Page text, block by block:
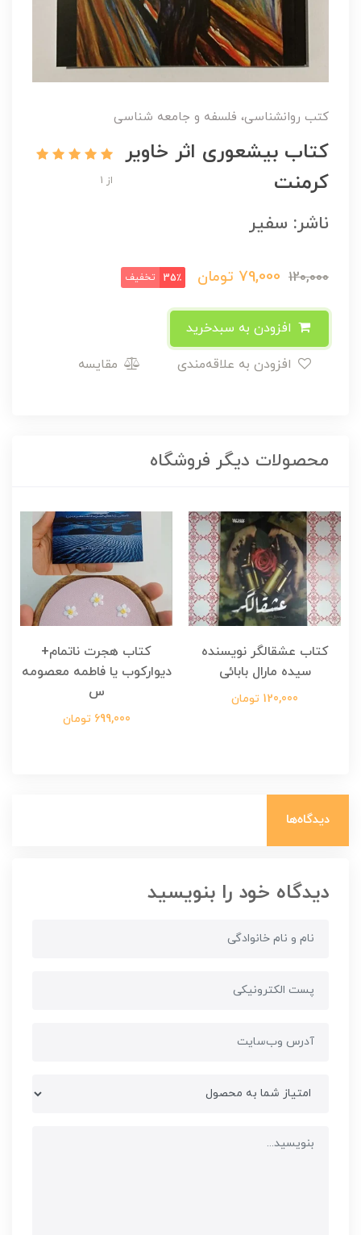
کتب روانشناسی، فلسفه و جامعه شناسی
کتاب بیشعوری اثر خاویر
کرمنت
از 1
ناشر: سفیر
120,000
79,000 تومان 35٪ تخفیف
مقایسه
محصولات دیگر فروشگاه
کتاب عشقالگر نویسنده
سیده مارال بابائی
120,000 تومان
کتاب هجرت ناتمام+
دیوارکوب یا فاطمه معصومه
س
699,000 تومان
دیدگاه‌ها
دیدگاه خود را بنویسید